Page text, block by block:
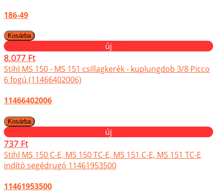
186-49
új
8.077 Ft
Stihl MS 150 - MS 151 csillagkerék - kuplungdob 3/8 Picco
6 fogú (11466402006)
11466402006
új
737 Ft
Stihl MS 150 C-E, MS 150 TC-E, MS 151 C-E, MS 151 TC-E
indító segédrugó 11461953500
11461953500